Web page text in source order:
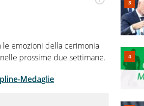
baseball e la capacità
le emozioni della cerimonia
prossime due settimane.
Medaglie